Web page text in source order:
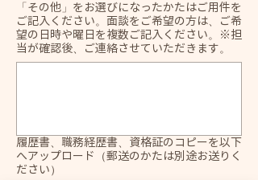
「その他」をお選びになったかたはご用件を
ご記入ください。面談をご希望の方は、ご希
望の日時や曜日を複数ご記入ください。※担
当が確認後、ご連絡させていただきます。
履歴書、職務経歴書、資格証のコピーを以下
へアップロード（郵送のかたは別途お送りく
ださい）